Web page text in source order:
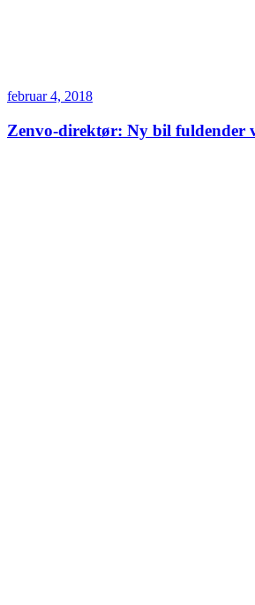
februar 4, 2018
Zenvo-direktør: Ny bil fuldender